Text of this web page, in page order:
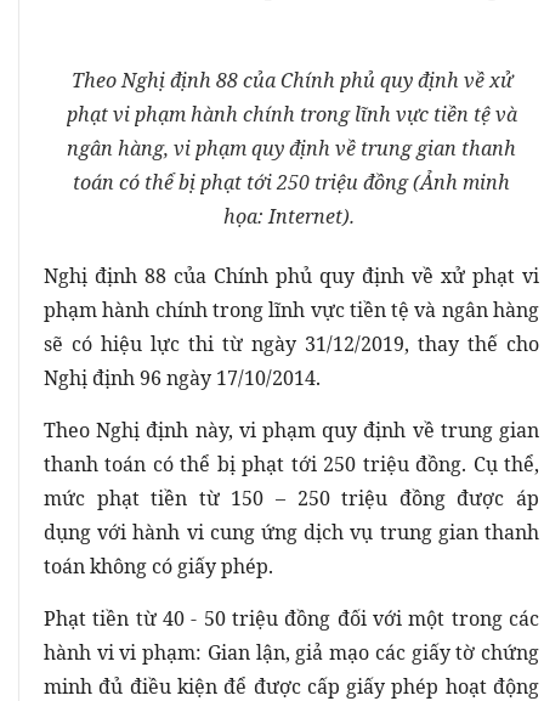
Theo Nghị định 88 của Chính phủ quy định về xử
phạt vi phạm hành chính trong lĩnh vực tiền tệ và
ngân hàng, vi phạm quy định về trung gian thanh
toán có thể bị phạt tới 250 triệu đồng (Ảnh minh
họa: Internet).
Nghị định 88 của Chính phủ quy định về xử phạt vi
phạm hành chính trong lĩnh vực tiền tệ và ngân hàng
sẽ có hiệu lực thi từ ngày 31/12/2019, thay thế cho
Nghị định 96 ngày 17/10/2014.
Theo Nghị định này, vi phạm quy định về trung gian
thanh toán có thể bị phạt tới 250 triệu đồng. Cụ thể,
mức phạt tiền từ 150 – 250 triệu đồng được áp
dụng với hành vi cung ứng dịch vụ trung gian thanh
toán không có giấy phép.
Phạt tiền từ 40 - 50 triệu đồng đối với một trong các
hành vi vi phạm: Gian lận, giả mạo các giấy tờ chứng
minh đủ điều kiện để được cấp giấy phép hoạt động